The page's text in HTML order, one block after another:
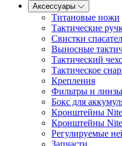
Аксессуары
Титановые ножи
Тактические
Свистки
Выносные
Тактический
Тактическое
Крепления
Фильтры и линзы
Бокс для
Кронштейны
Кронштейны
Регулируемые
Запчасти